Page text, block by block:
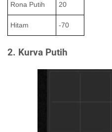
Rona Putih 20
Hitam -70
2. Kurva Putih